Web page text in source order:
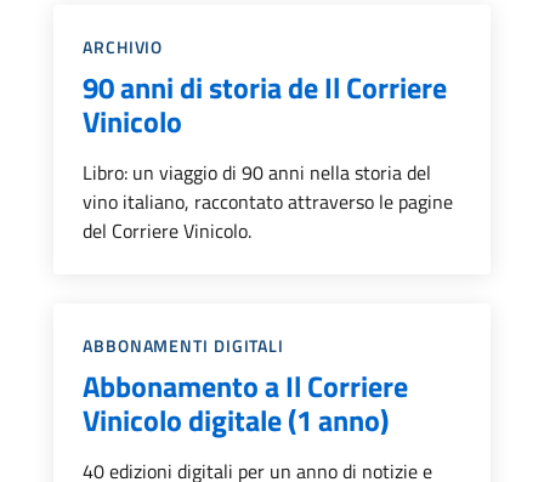
Categoria::
ARCHIVIO
90 anni di storia de Il Corriere
Vinicolo
Libro: un viaggio di 90 anni nella storia del
vino italiano, raccontato attraverso le pagine
del Corriere Vinicolo.
Categoria::
ABBONAMENTI DIGITALI
Abbonamento a Il Corriere
Vinicolo digitale (1 anno)
40 edizioni digitali per un anno di notizie e